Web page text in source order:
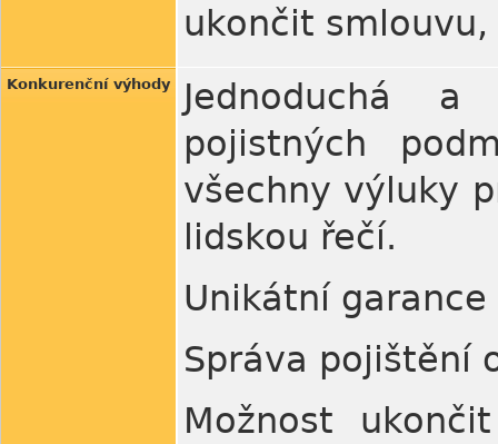
ukončit
Konkurenční výhody
Jednoduchá
pojistných
všechny výluky
lidskou řečí.
Unikátní
Správa pojištění
Možnost